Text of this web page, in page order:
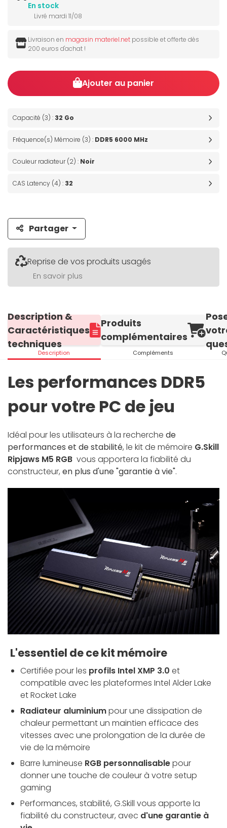
En stock
Livré mardi 11/08
Livraison en magasin materiel.net possible et offerte dès
200 euros d'achat !
Ajouter au panier
Capacité (3) : 32 Go
Fréquence(s) Mémoire (3) : DDR5 6000 MHz
Couleur radiateur (2) : Noir
CAS Latency (4) : 32
Partager
Reprise de vos produits usagés
En savoir plus
Description &
Caractéristiques
techniques
Description
Produits
complémentaires
Compléments
Les performances DDR5
pour votre PC de jeu
Idéal pour les utilisateurs à la recherche de
performances et de stabilité, le kit de mémoire G.Skill
Ripjaws M5 RGB vous apportera la fiabilité du
constructeur, en plus d'une "garantie à vie".
L'essentiel de ce kit mémoire
Certifiée pour les profils Intel XMP 3.0 et
compatible avec les plateformes Intel Alder Lake
et Rocket Lake
Radiateur aluminiumpour une dissipation de
chaleur permettant un maintien efficace des
vitesses avec une prolongation de la durée de
vie de la mémoire
Barre lumineuse RGB personnalisablepour
donner une touche de couleur à votre setup
gaming
Performances, stabilité, G.Skill vous apporte la
fiabilité du constructeur, avec d'une garantie à